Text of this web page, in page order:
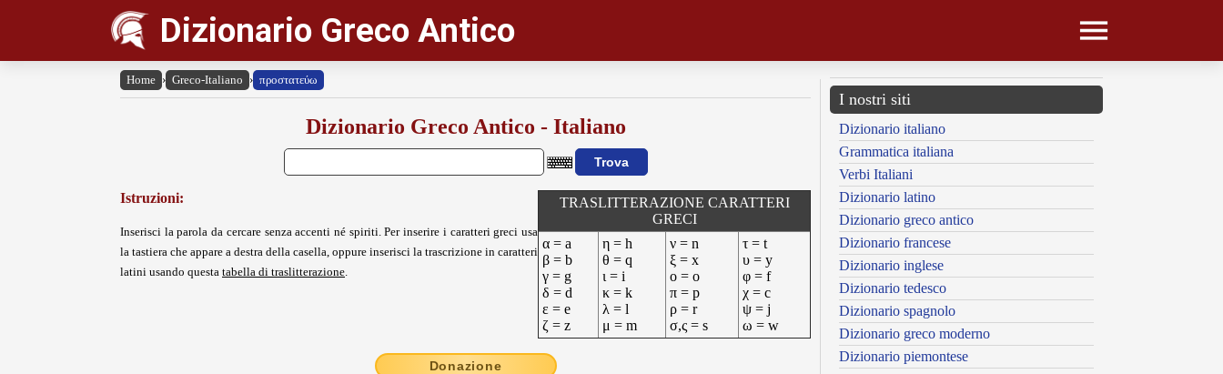
Dizionario Greco Antico
Home › Greco-Italiano › προστατεύω
Dizionario Greco Antico - Italiano
Istruzioni:
Inserisci la parola da cercare senza accenti né spiriti. Per inserire i caratteri greci usa
la tastiera che appare a destra della casella, oppure inserisci la trascrizione in caratteri
latini usando questa tabella di traslitterazione.
TRASLITTERAZIONE CARATTERI
GRECI
α = a
β = b
γ = g
δ = d
ε = e
ζ = z
η = h
θ = q
ι = i
κ = k
λ = l
μ = m
ν = n
ξ = x
ο = o
π = p
ρ = r
σ,ς = s
τ = t
υ = y
φ = f
χ = c
ψ = j
ω = w
Donazione
I nostri siti
Dizionario italiano
Grammatica italiana
Verbi Italiani
Dizionario latino
Dizionario greco antico
Dizionario francese
Dizionario inglese
Dizionario tedesco
Dizionario spagnolo
Dizionario greco moderno
Dizionario piemontese